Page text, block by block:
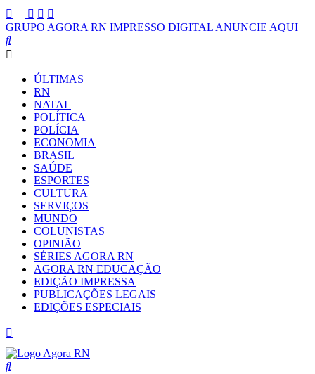
GRUPO AGORA RN IMPRESSO DIGITAL ANUNCIE AQUI
ÚLTIMAS
RN
NATAL
POLÍTICA
POLÍCIA
ECONOMIA
BRASIL
SAÚDE
ESPORTES
CULTURA
SERVIÇOS
MUNDO
COLUNISTAS
OPINIÃO
SÉRIES AGORA RN
AGORA RN EDUCAÇÃO
EDIÇÃO IMPRESSA
PUBLICAÇÕES LEGAIS
EDIÇÕES ESPECIAIS